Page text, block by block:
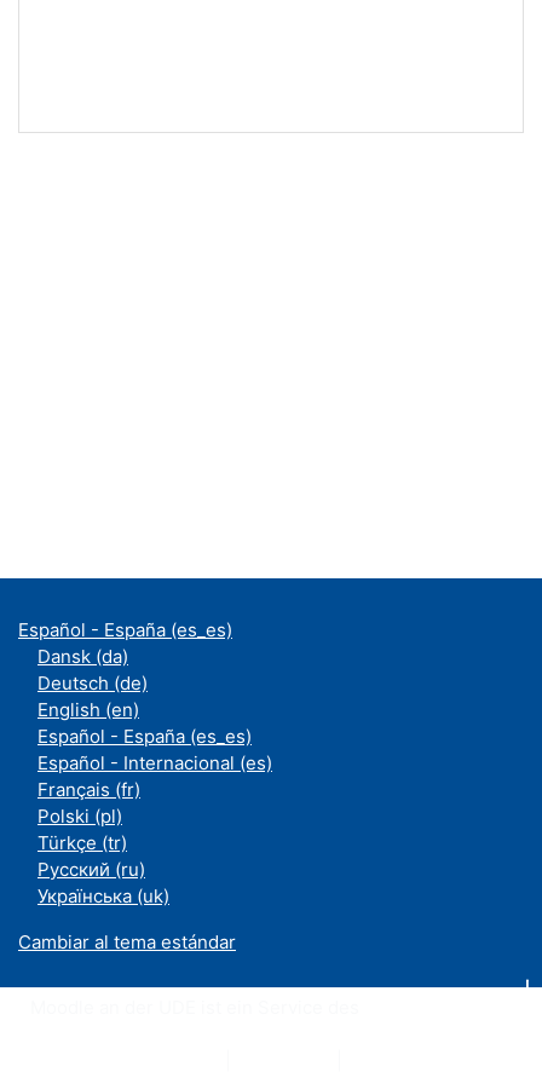
Español - España ‎(es_es)‎
Dansk ‎(da)‎
Deutsch ‎(de)‎
English ‎(en)‎
Español - España ‎(es_es)‎
Español - Internacional ‎(es)‎
Français ‎(fr)‎
Polski ‎(pl)‎
Türkçe ‎(tr)‎
Русский ‎(ru)‎
Українська ‎(uk)‎
Cambiar al tema estándar